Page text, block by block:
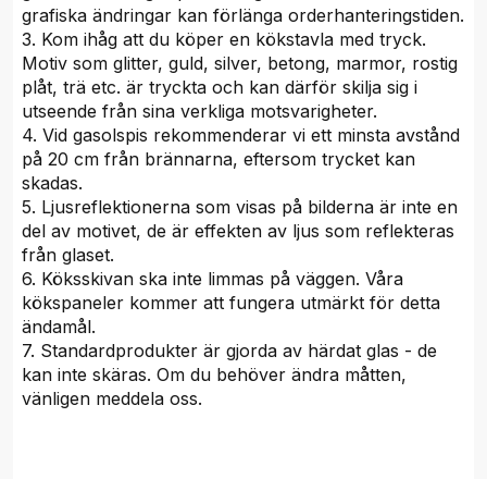
grafiska ändringar kan förlänga orderhanteringstiden.
3. Kom ihåg att du köper en kökstavla med tryck.
Motiv som glitter, guld, silver, betong, marmor, rostig
plåt, trä etc. är tryckta och kan därför skilja sig i
utseende från sina verkliga motsvarigheter.
4. Vid gasolspis rekommenderar vi ett minsta avstånd
på 20 cm från brännarna, eftersom trycket kan
skadas.
5. Ljusreflektionerna som visas på bilderna är inte en
del av motivet, de är effekten av ljus som reflekteras
från glaset.
6. Köksskivan ska inte limmas på väggen. Våra
kökspaneler kommer att fungera utmärkt för detta
ändamål.
7. Standardprodukter är gjorda av härdat glas - de
kan inte skäras. Om du behöver ändra måtten,
vänligen meddela oss.